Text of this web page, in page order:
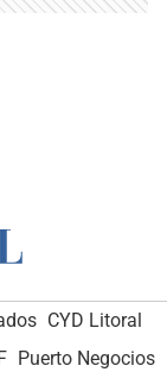
CYD Litoral
Puerto Negocios